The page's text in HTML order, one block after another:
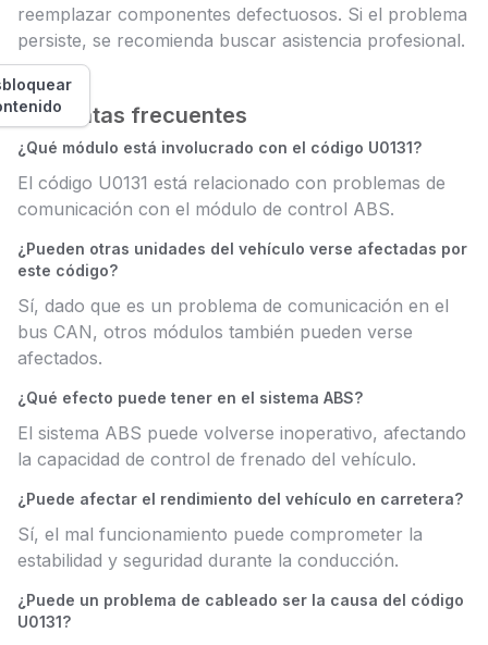
reemplazar componentes defectuosos. Si el problema
persiste, se recomienda buscar asistencia profesional.
Preguntas frecuentes
¿Qué módulo está involucrado con el código U0131?
El código U0131 está relacionado con problemas de
comunicación con el módulo de control ABS.
¿Pueden otras unidades del vehículo verse afectadas por
este código?
Sí, dado que es un problema de comunicación en el
bus CAN, otros módulos también pueden verse
afectados.
¿Qué efecto puede tener en el sistema ABS?
El sistema ABS puede volverse inoperativo, afectando
la capacidad de control de frenado del vehículo.
¿Puede afectar el rendimiento del vehículo en carretera?
Sí, el mal funcionamiento puede comprometer la
estabilidad y seguridad durante la conducción.
¿Puede un problema de cableado ser la causa del código
U0131?